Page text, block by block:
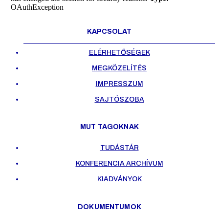
OAuthException
KAPCSOLAT
ELÉRHETŐSÉGEK
MEGKÖZELÍTÉS
IMPRESSZUM
SAJTÓSZOBA
MUT TAGOKNAK
TUDÁSTÁR
KONFERENCIA ARCHÍVUM
KIADVÁNYOK
DOKUMENTUMOK